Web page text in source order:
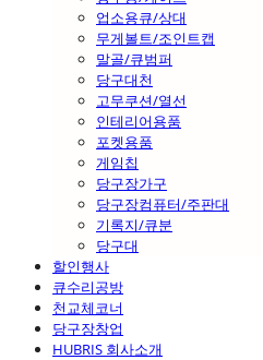
업소용큐/상대
무게볼트/조인트캡
말골/큐범퍼
당구대천
고무쿠션/열선
인테리어용품
포켓용품
게임칩
당구장가구
당구장컴퓨터/주판대
기록지/큐분
당구대
할인행사
큐수리공방
천교체코너
당구장창업
HUBRIS 회사소개